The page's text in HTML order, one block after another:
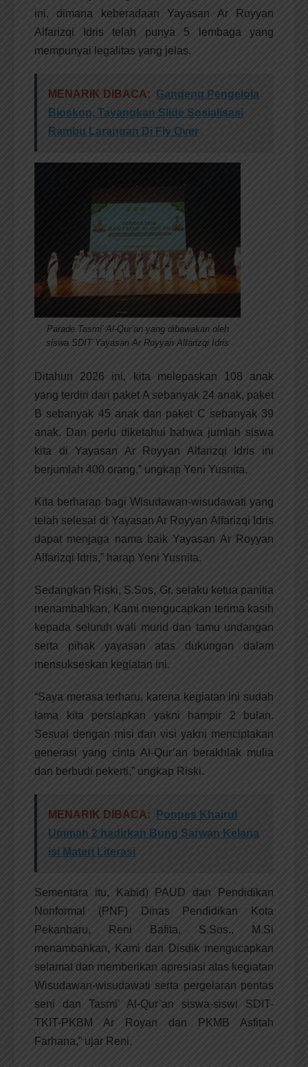
ini, dimana keberadaan Yayasan Ar Royyan
Alfarizqi Idris telah punya 5 lembaga yang
mempunyai legalitas yang jelas.
MENARIK DIBACA: Gandeng Pengelola
Bioskop, Tayangkan Slide Sosialisasi
Rambu Larangan Di Fly Over
Parade Tasmi’ Al-Qur’an yang dibawakan oleh
siswa SDIT Yayasan Ar Royyan Alfarizqi Idris
Ditahun 2026 ini, kita melepaskan 108 anak
yang terdiri dari paket A sebanyak 24 anak, paket
B sebanyak 45 anak dan paket C sebanyak 39
anak. Dan perlu diketahui bahwa jumlah siswa
kita di Yayasan Ar Royyan Alfarizqi Idris ini
berjumlah 400 orang,” ungkap Yeni Yusnita.
Kita berharap bagi Wisudawan-wisudawati yang
telah selesai di Yayasan Ar Royyan Alfarizqi Idris
dapat menjaga nama baik Yayasan Ar Royyan
Alfarizqi Idris,” harap Yeni Yusnita.
Sedangkan Riski, S.Sos, Gr. selaku ketua panitia
menambahkan, Kami mengucapkan terima kasih
kepada seluruh wali murid dan tamu undangan
serta pihak yayasan atas dukungan dalam
mensukseskan kegiatan ini.
“Saya merasa terharu, karena kegiatan ini sudah
lama kita persiapkan yakni hampir 2 bulan.
Sesuai dengan misi dan visi yakni menciptakan
generasi yang cinta Al-Qur’an berakhlak mulia
dan berbudi pekerti,” ungkap Riski.
MENARIK DIBACA:
Ponpes Khairul
Ummah 2 hadirkan Bung Sarwan Kelana
isi Materi Literasi
Sementara itu, Kabid) PAUD dan Pendidikan
Nonformal (PNF) Dinas Pendidikan Kota
Pekanbaru, Reni Bafita, S.Sos., M.Si
menambahkan, Kami dari Disdik mengucapkan
selamat dan memberikan apresiasi atas kegiatan
Wisudawan-wisudawati serta pergelaran pentas
seni dan Tasmi’ Al-Qur’an siswa-siswi SDIT-
TKIT-PKBM Ar Royan dan PKMB Asfitah
Farhana,” ujar Reni.